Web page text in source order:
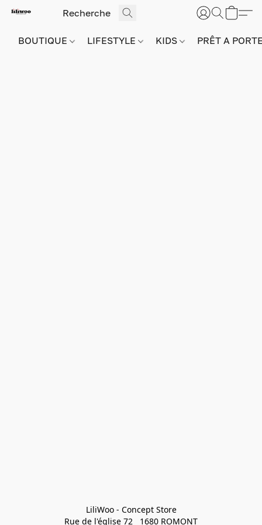
BOUTIQUE LIFESTYLE KIDS PRÊT A
LiliWoo - Concept Store
Rue de l'église 72   1680 ROMONT